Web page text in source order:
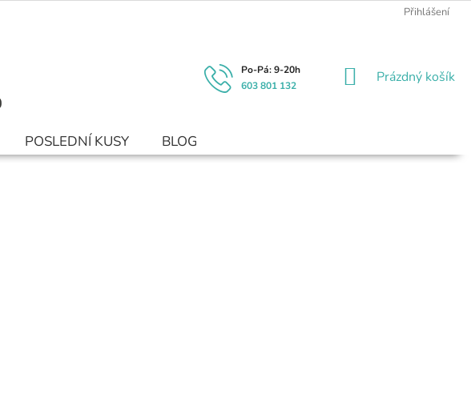
Přihlášení
603 801 132
NÁKUPNÍ
Prázdný košík
POSLEDNÍ KUSY BLOG